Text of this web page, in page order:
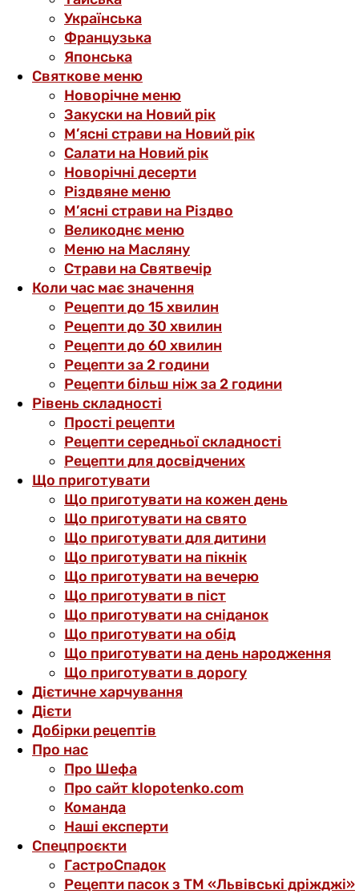
Українська
Французька
Японська
Святкове меню
Новорічне меню
Закуски на Новий рік
М’ясні страви на Новий рік
Салати на Новий рік
Новорічні десерти
Різдвяне меню
М’ясні страви на Різдво
Великоднє меню
Меню на Масляну
Страви на Святвечір
Коли час має значення
Рецепти до 15 хвилин
Рецепти до 30 хвилин
Рецепти до 60 хвилин
Рецепти за 2 години
Рецепти більш ніж за 2 години
Рівень складності
Прості рецепти
Рецепти середньої складності
Рецепти для досвідчених
Що приготувати
Що приготувати на кожен день
Що приготувати на свято
Що приготувати для дитини
Що приготувати на пікнік
Що приготувати на вечерю
Що приготувати в піст
Що приготувати на сніданок
Що приготувати на обід
Що приготувати на день народження
Що приготувати в дорогу
Дієтичне харчування
Дієти
Добірки рецептів
Про нас
Про Шефа
Про сайт klopotenko.com
Команда
Наші експерти
Спецпроєкти
ГастроСпадок
Рецепти пасок з ТМ «Львівські дріжджі»